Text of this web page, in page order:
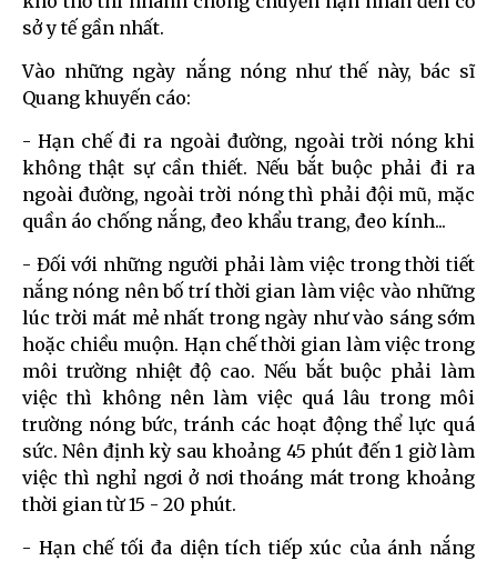
sở y tế gần nhất.
Vào những ngày nắng nóng như thế này, bác sĩ
Quang khuyến cáo:
- Hạn chế đi ra ngoài đường, ngoài trời nóng khi
không thật sự cần thiết. Nếu bắt buộc phải đi ra
ngoài đường, ngoài trời nóng thì phải đội mũ, mặc
quần áo chống nắng, đeo khẩu trang, đeo kính...
- Đối với những người phải làm việc trong thời tiết
nắng nóng nên bố trí thời gian làm việc vào những
lúc trời mát mẻ nhất trong ngày như vào sáng sớm
hoặc chiều muộn. Hạn chế thời gian làm việc trong
môi trường nhiệt độ cao. Nếu bắt buộc phải làm
việc thì không nên làm việc quá lâu trong môi
trường nóng bức, tránh các hoạt động thể lực quá
sức. Nên định kỳ sau khoảng 45 phút đến 1 giờ làm
việc thì nghỉ ngơi ở nơi thoáng mát trong khoảng
thời gian từ 15 - 20 phút.
- Hạn chế tối đa diện tích tiếp xúc của ánh nắng